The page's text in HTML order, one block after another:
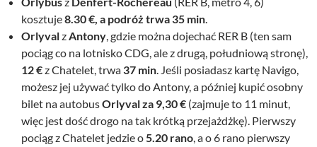
kosztuje8.30 €, a podróż trwa 35 min
Orlyvalz Antony , gdzie można dojechać RER B (ten sam
pociąg co na lotnisko CDG, ale z drugą, południową stronę),
12 €z Chatelet, trwa 37 min . Jeśli posiadasz kartę Navigo,
możesz jej używać tylko do Antony, a później kupić osobny
bilet na autobusOrlyval za 9,30 € (zajmuje to 11 minut,
więc jest dość drogo na tak krótką przejażdżkę). Pierwszy
pociąg z Chatelet jedzie o 5.20 rano , a o 6 rano pierwszy